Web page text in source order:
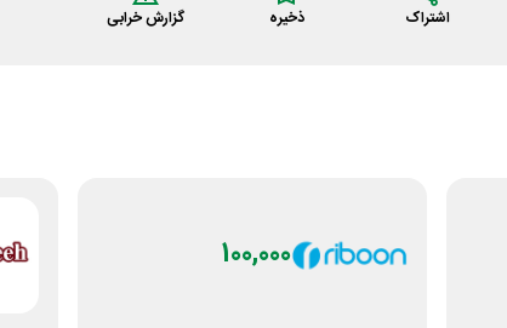
اشتراک ذخیره گزارش خرابی
100,000